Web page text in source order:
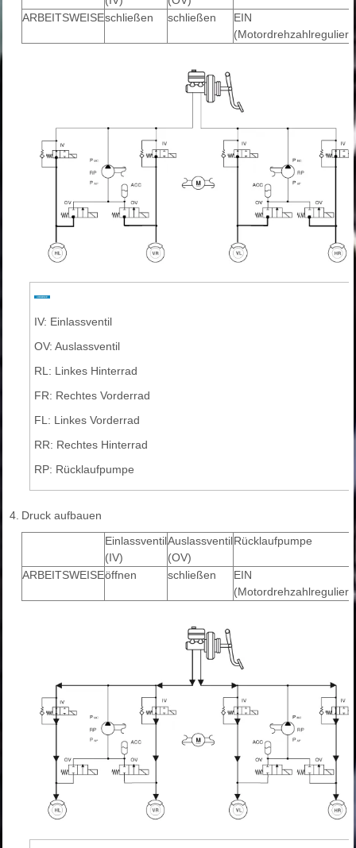
ARBEITSWEISEschließen schließen
EIN
IV: Einlassventil
OV: Auslassventil
RL: Linkes Hinterrad
FR: Rechtes Vorderrad
FL: Linkes Vorderrad
RR: Rechtes Hinterrad
RP: Rücklaufpumpe
4. Druck aufbauen
Einlassventil
(IV)
Auslassventil
(OV)
Rücklaufpumpe
ARBEITSWEISEöffnen schließen
EIN